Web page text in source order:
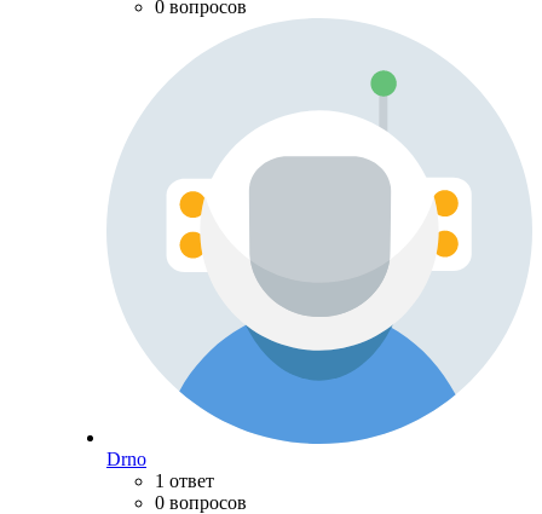
0 вопросов
Drno
1 ответ
0 вопросов